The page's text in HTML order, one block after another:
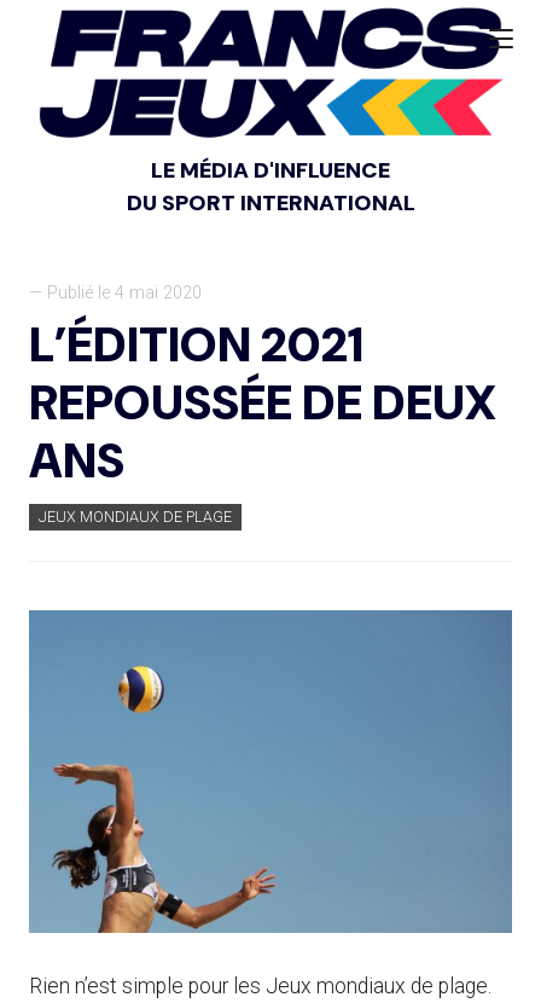
LE MÉDIA D'INFLUENCE
DU SPORT INTERNATIONAL
— Publié le 4 mai 2020
L’ÉDITION 2021
REPOUSSÉE DE DEUX
ANS
JEUX MONDIAUX DE PLAGE
Rien n’est simple pour les Jeux mondiaux de plage.